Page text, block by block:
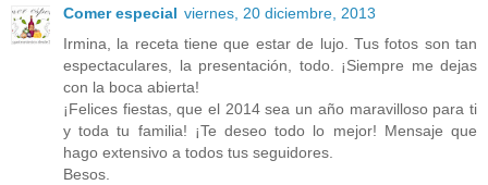
Comer especial viernes, 20 diciembre, 2013
Irmina, la receta tiene que estar de lujo. Tus fotos son tan
espectaculares, la presentación, todo. ¡Siempre me dejas
con la boca abierta!
¡Felices fiestas, que el 2014 sea un año maravilloso para ti
y toda tu familia! ¡Te deseo todo lo mejor! Mensaje que
hago extensivo a todos tus seguidores.
Besos.